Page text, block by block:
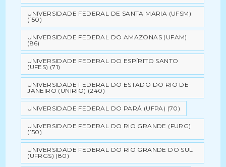
UNIVERSIDADE FEDERAL DE SANTA MARIA (UFSM)
(150)
UNIVERSIDADE FEDERAL DO AMAZONAS (UFAM)
(86)
UNIVERSIDADE FEDERAL DO ESPÍRITO SANTO
(UFES) (71)
UNIVERSIDADE FEDERAL DO ESTADO DO RIO DE
JANEIRO (UNIRIO) (240)
UNIVERSIDADE FEDERAL DO PARÁ (UFPA) (70)
UNIVERSIDADE FEDERAL DO RIO GRANDE (FURG)
(150)
UNIVERSIDADE FEDERAL DO RIO GRANDE DO SUL
(UFRGS) (80)